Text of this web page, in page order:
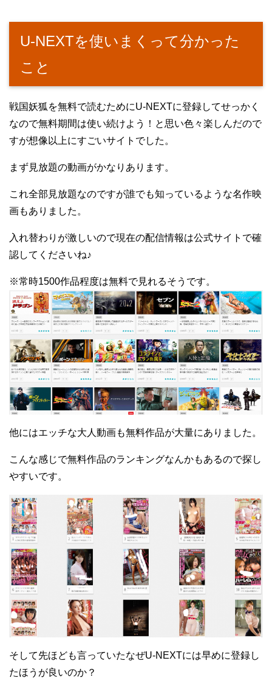
U-NEXTを使いまくって分かった
こと
戦国妖狐を無料で読むためにU-NEXTに登録してせっかく
なので無料期間は使い続けよう！と思い色々楽しんだので
すが想像以上にすごいサイトでした。
まず見放題の動画がかなりあります。
これ全部見放題なのですが誰でも知っているような名作映
画もありました。
入れ替わりが激しいので現在の配信情報は公式サイトで確
認してくださいね♪
※常時1500作品程度は無料で見れるそうです。
他にはエッチな大人動画も無料作品が大量にありました。
こんな感じで無料作品のランキングなんかもあるので探し
やすいです。
そして先ほども言っていたなぜU-NEXTには早めに登録し
たほうが良いのか？